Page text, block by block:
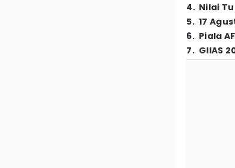
4. Nilai
5. 17
6. Piala
7. GIIAS